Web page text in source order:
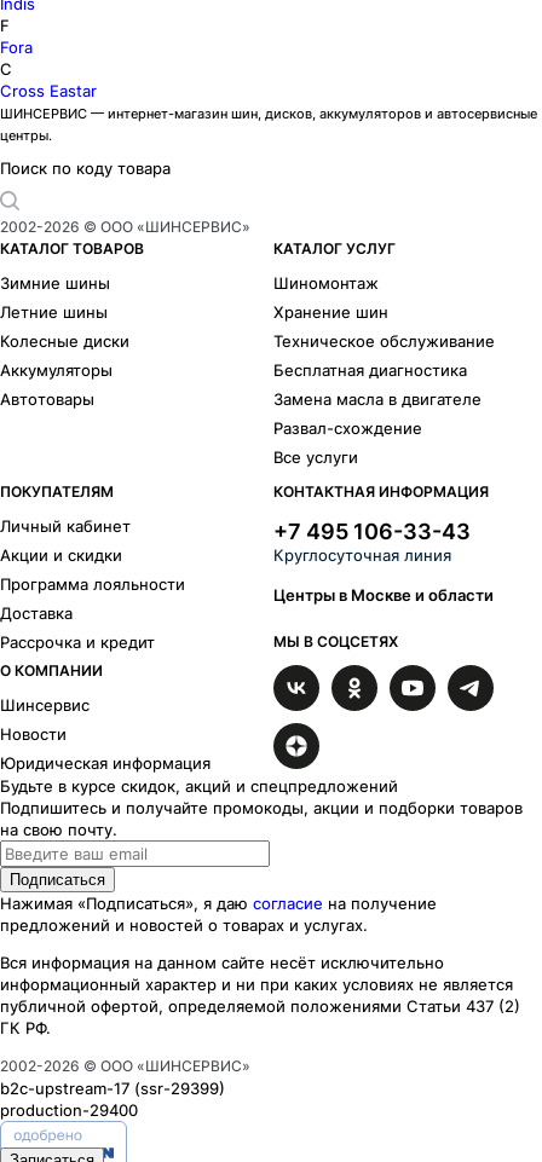
F
Fora
C
Cross Eastar
ШИНСЕРВИС — интернет-магазин шин, дисков, аккумуляторов и автосервисные
центры.
Поиск по коду товара
2002-2026 © ООО «ШИНСЕРВИС»
КАТАЛОГ ТОВАРОВ
Зимние шины
Летние шины
Колесные диски
Аккумуляторы
Автотовары
КАТАЛОГ УСЛУГ
Шиномонтаж
Хранение шин
Техническое обслуживание
Бесплатная диагностика
Замена масла в двигателе
Развал-схождение
Все услуги
ПОКУПАТЕЛЯМ
Личный кабинет
Акции и скидки
Программа лояльности
Доставка
Рассрочка и кредит
О КОМПАНИИ
Шинсервис
Новости
Юридическая информация
КОНТАКТНАЯ ИНФОРМАЦИЯ
+7 495 106-33-43
Круглосуточная линия
Центры в Москве и области
МЫ В СОЦСЕТЯХ
Будьте в курсе скидок, акций и спецпредложений
Подпишитесь и получайте промокоды, акции и подборки товаров
на свою почту.
Подписаться
Нажимая «Подписаться», я даю согласие на получение
предложений и новостей о товарах и услугах.
Вся информация на данном сайте несёт исключительно
информационный характер и ни при каких условиях не является
публичной офертой, определяемой положениями Статьи 437 (2)
ГК РФ.
2002-2026 © ООО «ШИНСЕРВИС»
b2c-upstream-17 (ssr-29399)
production-29400